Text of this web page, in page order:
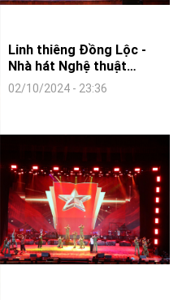
Linh thiêng Đồng Lộc -
Nhà hát Nghệ thuật
truyền thống tỉnh Hà
Tĩnh - LIÊN HOAN CA
- 2024
02/10/2024 - 23:36